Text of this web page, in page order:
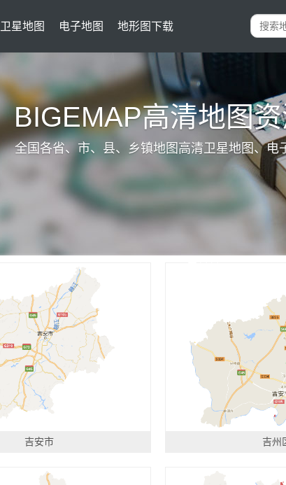
卫星地图 电子地图 地形图下载
BIGEMAP高清地图
全国各省、市、县、乡镇地图高清卫星地图、电
吉安市 吉州